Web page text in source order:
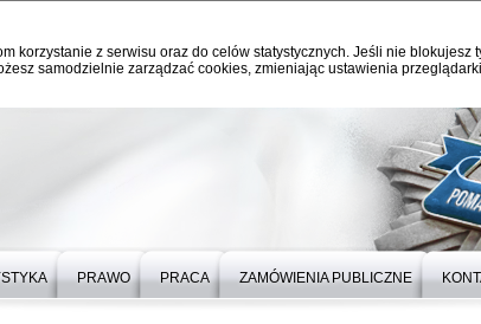
korzystanie z serwisu oraz do celów statystycznych. Jeśli nie blokujesz
samodzielnie zarządzać cookies, zmieniając ustawienia
PRAWO PRACA ZAMÓWIENIA PUBLICZNE